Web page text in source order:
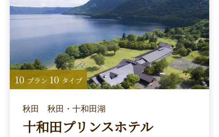
秋田 秋田・十和田湖
十和田プリンスホテル
10 プラン 10 タイプ